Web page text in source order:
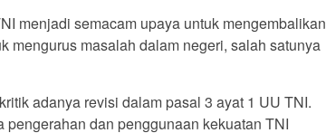
menjadi semacam upaya untuk mengembalikan
mengurus masalah dalam negeri, salah satunya
adanya revisi dalam pasal 3 ayat 1 UU TNI.
dan penggunaan kekuatan TNI